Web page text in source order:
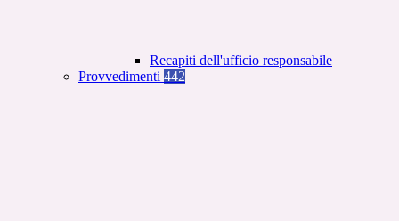
Recapiti dell'ufficio responsabile
Provvedimenti 442